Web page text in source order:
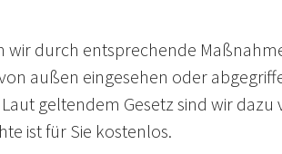
wir durch entsprechende
außen eingesehen oder
geltendem Gesetz sind wir dazu
ist für Sie kostenlos.